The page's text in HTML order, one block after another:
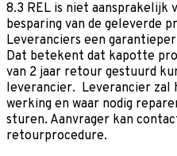
8.3 REL is niet aansprakelijk
besparing van de geleverde
Leveranciers een
Dat betekent dat kapotte
van 2 jaar retour gestuurd
leverancier. Leverancier zal
werking en waar nodig
sturen. Aanvrager kan
retourprocedure.